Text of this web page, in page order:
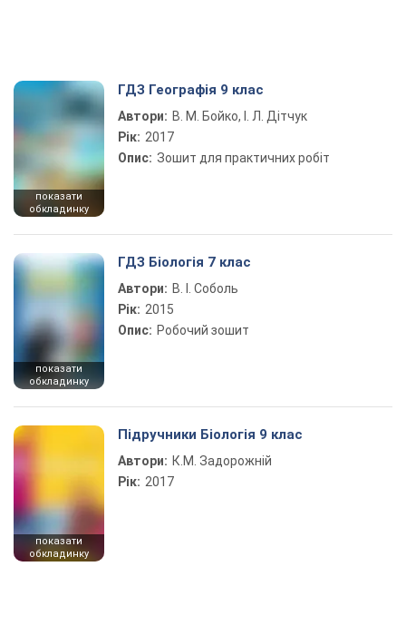
показати
обкладинку
ГДЗ Географія 9 клас
Автори: В. М. Бойко, І. Л. Дітчук
Рік: 2017
Опис: Зошит для практичних робіт
показати
обкладинку
ГДЗ Біологія 7 клас
Автори: В. І. Соболь
Рік: 2015
Опис: Робочий зошит
показати
обкладинку
Підручники Біологія 9 клас
Автори: К.М. Задорожній
Рік: 2017